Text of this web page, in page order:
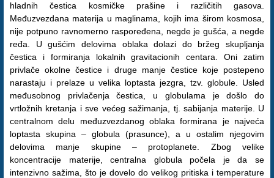
hladnih čestica kosmičke prašine i različitih gasova.
Međuzvezdana materija u maglinama, kojih ima širom kosmosa,
nije potpuno ravnomerno raspoređena, negde je gušća, a negde
ređa. U gušćim delovima oblaka dolazi do bržeg skupljanja
čestica i formiranja lokalnih gravitacionih centara. Oni zatim
privlače okolne čestice i druge manje čestice koje postepeno
narastaju i prelaze u velika loptasta jezgra, tzv. globule. Usled
međusobnog privlačenja čestica, u globulama je došlo do
vrtložnih kretanja i sve većeg sažimanja, tj. sabijanja materije. U
centralnom delu međuzvezdanog oblaka formirana je najveća
loptasta skupina – globula (prasunce), a u ostalim njegovim
delovima manje skupine – protoplanete. Zbog velike
koncentracije materije, centralna globula počela je da se
intenzivno sažima, što je dovelo do velikog pritiska i temperature